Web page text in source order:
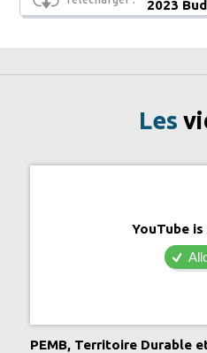
2023
Les
YouTube
PEMB, Territoire Durable